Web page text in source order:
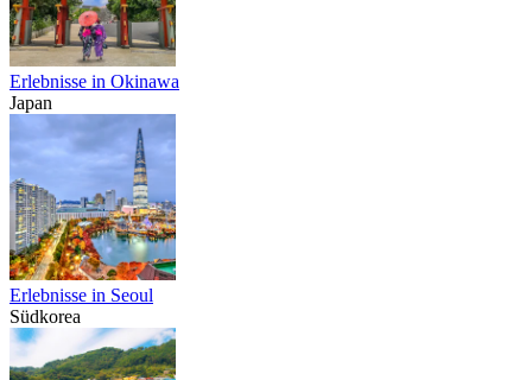
Erlebnisse in Okinawa
Japan
Erlebnisse in Seoul
Südkorea